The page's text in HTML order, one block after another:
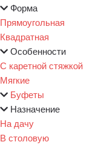
Форма
Прямоугольная
Квадратная
Особенности
С каретной стяжкой
Мягкие
Буфеты
Назначение
На дачу
В столовую